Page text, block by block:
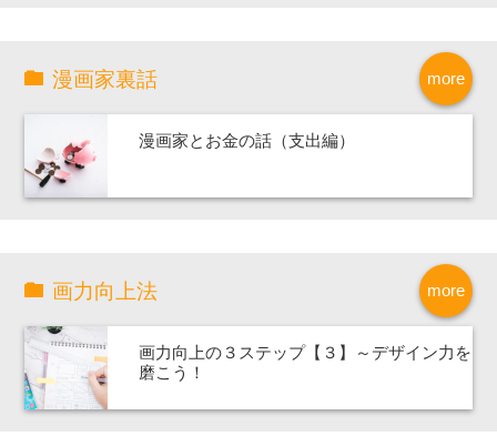
more
漫画家裏話
漫画家とお金の話（支出編）
more
画力向上法
画力向上の３ステップ【３】～デザイン力を
磨こう！